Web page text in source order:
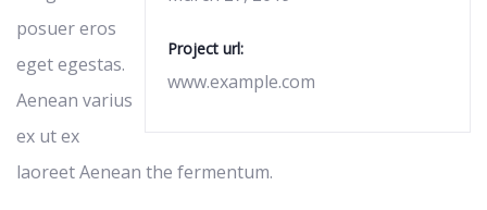
Project url:
www.example.com
posuer eros
eget egestas.
Aenean varius
ex ut ex
laoreet Aenean the fermentum.